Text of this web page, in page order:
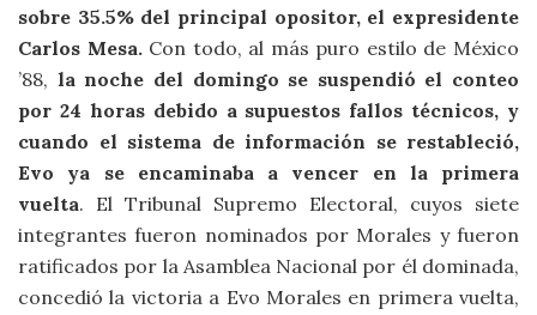
sobre 35.5% del principal opositor, el expresidente
Carlos Mesa.Con todo, al más puro estilo de México
’88, la noche del domingo se suspendió el conteo
por 24 horas debido a supuestos fallos técnicos, y
cuando el sistema de información se restableció,
Evo ya se encaminaba a vencer en la primera
vuelta. El Tribunal Supremo Electoral, cuyos siete
integrantes fueron nominados por Morales y fueron
ratificados por la Asamblea Nacional por él dominada,
concedió la victoria a Evo Morales en primera vuelta,